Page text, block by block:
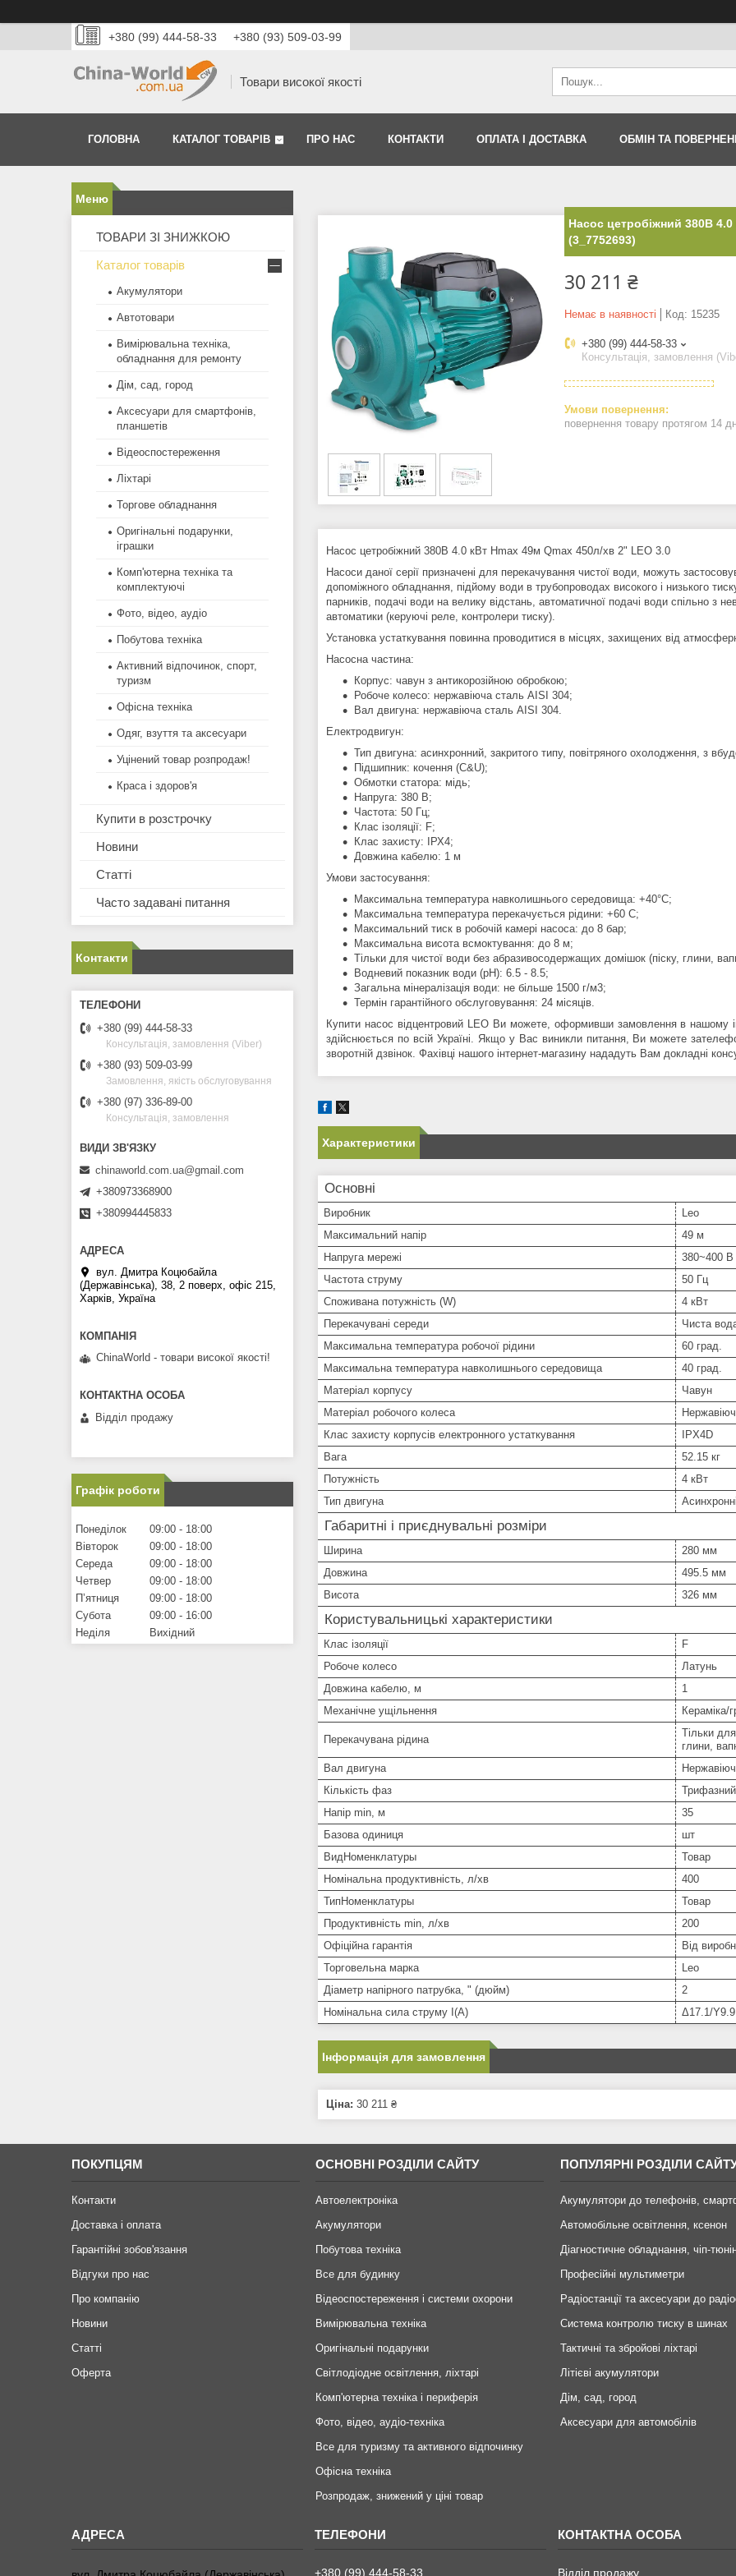
+380 (99) 444-58-33 +380 (93) 509-03-99
Товари високої якості
ГОЛОВНА КАТАЛОГ ТОВАРІВ ПРО НАС КОНТАКТИ ОПЛАТА І ДОСТАВКА ОБМІН ТА
Насос цетробiжний 380В 4.0
(3_7752693)
30 211 ₴
Немає в наявності Код: 15235
+380 (99) 444-58-33
Консультація, замовлення
повернення товару протягом 14
Насос цетробiжний 380В 4.0 кВт Hmax 49м Qmax 450л/хв 2" LEO 3.0
Насоси даної серії призначені для перекачування чистої води, можуть
допоміжного обладнання, підйому води в трубопроводах високого і низького
парників, подачі води на велику відстань, автоматичної подачі води спільно з
автоматики (керуючі реле, контролери тиску).
Установка устаткування повинна проводитися в місцях, захищених від
Насосна частина:
Корпус: чавун з антикорозійною обробкою;
Робоче колесо: нержавіюча сталь AISI 304;
Вал двигуна: нержавіюча сталь AISI 304.
Електродвигун:
Тип двигуна: асинхронний, закритого типу, повітряного охолодження, з
Підшипник: кочення (C&U);
Обмотки статора: мідь;
Напруга: 380 В;
Частота: 50 Гц;
Клас ізоляції: F;
Клас захисту: ІРХ4;
Довжина кабелю: 1 м
Умови застосування:
Максимальна температура навколишнього середовища: +40°C;
Максимальна температура перекачується рідини: +60 C;
Максимальний тиск в робочій камері насоса: до 8 бар;
Максимальна висота всмоктування: до 8 м;
Тільки для чистої води без абразивосодержащих домішок (піску, глини,
Водневий показник води (pH): 6.5 - 8.5;
Загальна мінералізація води: не більше 1500 г/м3;
Термін гарантійного обслуговування: 24 місяців.
Купити насос відцентровий LEO Ви можете, оформивши замовлення в нашому
здійснюється по всій Україні. Якщо у Вас виникли питання, Ви можете
зворотній дзвінок. Фахівці нашого інтернет-магазину нададуть Вам докладні
Характеристики
Основні
Виробник
Leo
Максимальний напір
49 м
Напруга мережі
380~400 В
Частота струму
50 Гц
Споживана потужність (W)
4 кВт
Перекачувані середи
Чиста
Максимальна температура робочої рідини
60 град.
Максимальна температура навколишнього середовища
40 град.
Матеріал корпусу
Чавун
Матеріал робочого колеса
Клас захисту корпусів електронного устаткування
IPX4D
Вага
52.15 кг
Потужність
4 кВт
Тип двигуна
Асинхронні
Габаритні і приєднувальні розміри
Ширина
280 мм
Довжина
495.5 мм
Висота
326 мм
Користувальницькі характеристики
Клас ізоляції
F
Робоче колесо
Латунь
Довжина кабелю, м
1
Механічне ущільнення
Кераміка/
Перекачувана рідина
Тільки
глини,
Вал двигуна
Кількість фаз
Трифазний
Напір min, м
35
Базова одиниця
шт
ВидНоменклатуры
Товар
Номінальна продуктивність, л/хв
400
ТипНоменклатуры
Товар
Продуктивність min, л/хв
200
Офіційна гарантія
Від
Торговельна марка
Leo
Діаметр напірного патрубка, " (дюйм)
2
Номінальна сила струму I(А)
Δ17.1/Y9.9
Інформація для замовлення
Ціна: 30 211 ₴
ТОВАРИ ЗІ ЗНИЖКОЮ
Каталог товарів
Акумулятори
Автотовари
Вимірювальна техніка,
обладнання для ремонту
Дім, сад, город
Аксесуари для смартфонів,
планшетів
Відеоспостереження
Ліхтарі
Торгове обладнання
Оригінальні подарунки,
іграшки
Комп'ютерна техніка та
комплектуючі
Фото, відео, аудіо
Побутова техніка
Активний відпочинок, спорт,
туризм
Офісна техніка
Одяг, взуття та аксесуари
Уцінений товар розпродаж!
Краса і здоров'я
Купити в розстрочку
Новини
Статті
Часто задавані питання
Контакти
+380 (99) 444-58-33
Консультація, замовлення (Viber)
+380 (93) 509-03-99
Замовлення, якість обслуговування
+380 (97) 336-89-00
Консультація, замовлення
chinaworld.com.ua@gmail.com
+380973368900
+380994445833
вул. Дмитра Коцюбайла
(Державінська), 38, 2 поверх, офіс 215,
Харків, Україна
ChinaWorld - товари високої якості!
Відділ продажу
Графік роботи
Понеділок 09:00
18:00
Вівторок
09:00
18:00
Середа
09:00
18:00
Четвер
09:00
18:00
Пʼятниця
09:00
18:00
Субота
09:00
16:00
Неділя
Вихідний
ПОКУПЦЯМ
Контакти
Доставка і оплата
Гарантійні зобов'язання
Відгуки про нас
Про компанію
Новини
Статті
Оферта
ОСНОВНІ РОЗДІЛИ САЙТУ
Автоелектроніка
Акумулятори
Побутова техніка
Все для будинку
Відеоспостереження і системи охорони
Вимірювальна техніка
Оригінальні подарунки
Світлодіодне освітлення, ліхтарі
Комп'ютерна техніка і периферія
Фото, відео, аудіо-техніка
Все для туризму та активного відпочинку
Офісна техніка
Розпродаж, знижений у ціні товар
ПОПУЛЯРНІ РОЗДІЛИ
Акумулятори до телефонів,
Автомобільне освітлення, ксенон
Діагностичне обладнання, чіп-
Професійні мультиметри
Радіостанції та аксесуари до
Система контролю тиску в шинах
Тактичні та збройові ліхтарі
Літієві акумулятори
Дім, сад, город
Аксесуари для автомобілів
+380 (99) 444-58-33 Відділ продажу